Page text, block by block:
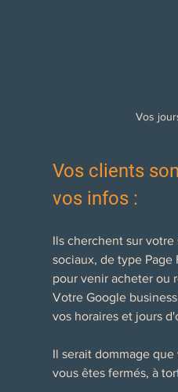
Vos
Vos clients
vos infos :
Ils cherchent sur
sociaux, de type Page
pour venir acheter ou
Votre Google
vos horaires et jours
Il serait dommage
vous êtes fermés, à